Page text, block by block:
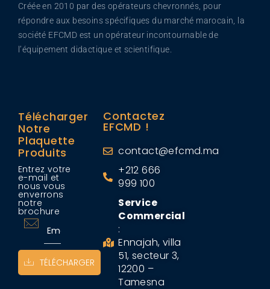
Créée en 2010 par des opérateurs chevronnés, pour
répondre aux besoins spécifiques du marché marocain, la
société EFCMD est un opérateur incontournable de
l’équipement didactique et scientifique.
Télécharger
Notre
Plaquette
Produits
Entrez votre
e-mail et
nous vous
enverrons
notre
brochure
TÉLÉCHARGER
Contactez
EFCMD !
contact@efcmd.ma
+212 666
999 100
Service
Commercial
:
Ennajah, villa
51, secteur 3,
12200 –
Tamesna